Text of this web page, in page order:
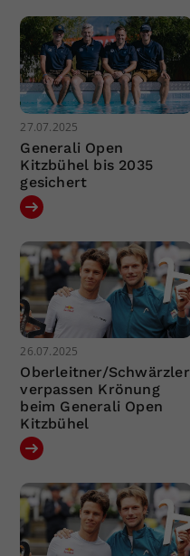
27.07.2025
Generali Open
Kitzbühel bis 2035
gesichert
26.07.2025
Oberleitner/Schwärzler
verpassen Krönung
beim Generali Open
Kitzbühel